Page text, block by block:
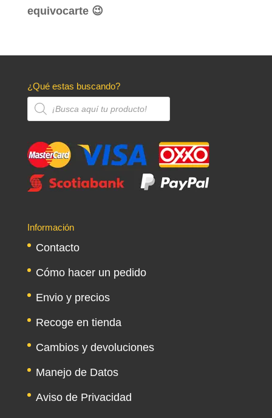
equivocarte 😉
¿Qué estas buscando?
Búsqueda
productos
Información
Contacto
Cómo hacer un pedido
Envio y precios
Recoge en tienda
Cambios y devoluciones
Manejo de Datos
Aviso de Privacidad